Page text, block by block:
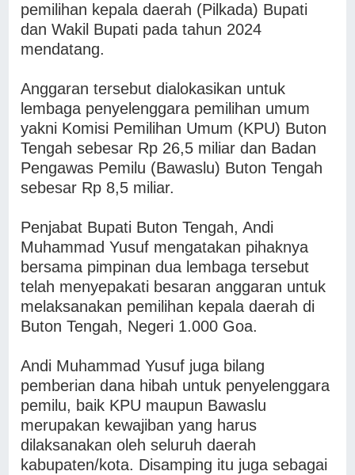
pemilihan kepala daerah (Pilkada) Bupati
dan Wakil Bupati pada tahun 2024
mendatang.
Anggaran tersebut dialokasikan untuk
lembaga penyelenggara pemilihan umum
yakni Komisi Pemilihan Umum (KPU) Buton
Tengah sebesar Rp 26,5 miliar dan Badan
Pengawas Pemilu (Bawaslu) Buton Tengah
sebesar Rp 8,5 miliar.
Penjabat Bupati Buton Tengah, Andi
Muhammad Yusuf mengatakan pihaknya
bersama pimpinan dua lembaga tersebut
telah menyepakati besaran anggaran untuk
melaksanakan pemilihan kepala daerah di
Buton Tengah, Negeri 1.000 Goa.
Andi Muhammad Yusuf juga bilang
pemberian dana hibah untuk penyelenggara
pemilu, baik KPU maupun Bawaslu
merupakan kewajiban yang harus
dilaksanakan oleh seluruh daerah
kabupaten/kota. Disamping itu juga sebagai